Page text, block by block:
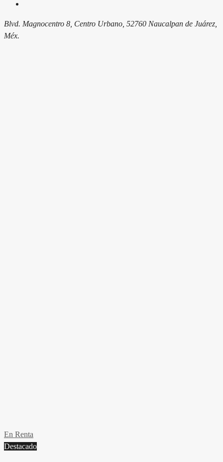
Blvd. Magnocentro 8, Centro Urbano, 52760 Naucalpan de Juárez,
Méx.
En Renta
Destacado